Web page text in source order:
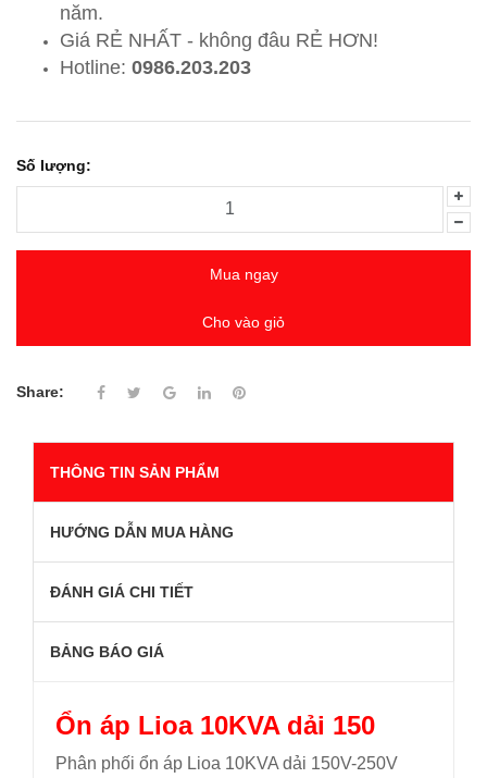
năm.
Giá RẺ NHẤT - không đâu RẺ HƠN!
Hotline: 0986.203.203
Số lượng:
Mua ngay
Cho vào giỏ
Share:
THÔNG TIN SẢN PHẨM
HƯỚNG DẪN MUA HÀNG
ĐÁNH GIÁ CHI TIẾT
BẢNG BÁO GIÁ
Ổn áp Lioa 10KVA dải 150
Phân phối ổn áp Lioa 10KVA dải 150V-250V